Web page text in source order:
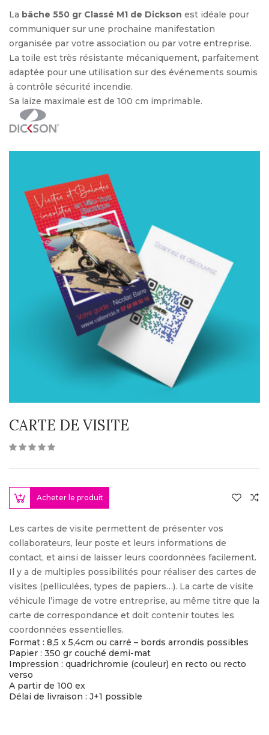
La bâche 550 gr Classé M1 de Dickson est idéale pour
communiquer sur une prochaine manifestation
organisée par votre association ou par votre entreprise.
La toile est très résistante mécaniquement, parfaitement
adaptée pour une utilisation sur des événements soumis
à contrôle sécurité incendie.
Sa laize maximale est de 100 cm imprimable.
CARTE DE VISITE
Acheter le produit
Les cartes de visite permettent de présenter vos
collaborateurs, leur poste et leurs informations de
contact, et ainsi de laisser leurs coordonnées facilement.
Il y a de multiples possibilités pour réaliser des cartes de
visites (pelliculées, types de papiers…). La carte de visite
véhicule l’image de votre entreprise, au même titre que la
carte de correspondance et doit contenir toutes les
coordonnées essentielles.
Format : 8,5 x 5,4cm ou carré – bords arrondis possibles
Papier : 350 gr couché demi-mat
Impression : quadrichromie (couleur) en recto ou recto
verso
A partir de 100 ex
Délai de livraison : J+1 possible